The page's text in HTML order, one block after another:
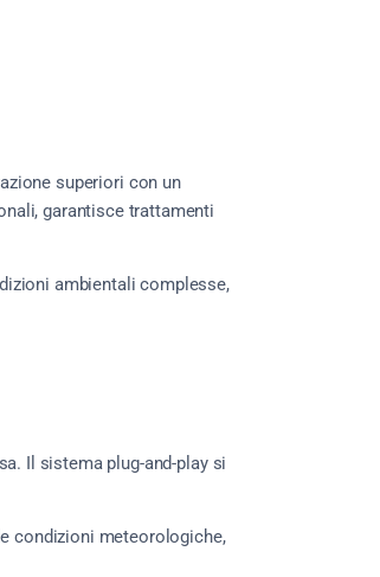
superiori con un
garantisce trattamenti
ambientali complesse,
Il sistema plug-and-play si
condizioni meteorologiche,